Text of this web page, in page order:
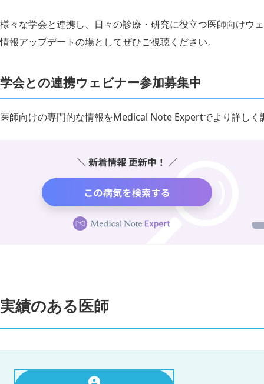
様々な学会と連携し、日々の診療・研究に役立つ医師向けウ
情報アップデートの場としてぜひご視聴ください。
学会との連携ウェビナー参加募集中
医師向けの専門的な情報をMedical Note Expertでより詳しく
実績のある医師